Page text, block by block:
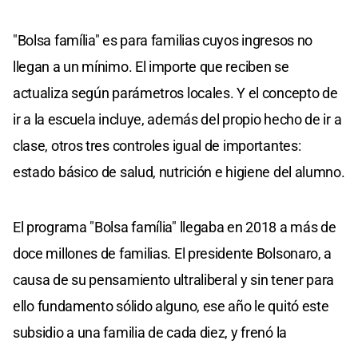
"Bolsa família" es para familias cuyos ingresos no
llegan a un mínimo. El importe que reciben se
actualiza según parámetros locales. Y el concepto de
ir a la escuela incluye, además del propio hecho de ir a
clase, otros tres controles igual de importantes:
estado básico de salud, nutrición e higiene del alumno.
El programa "Bolsa família" llegaba en 2018 a más de
doce millones de familias. El presidente Bolsonaro, a
causa de su pensamiento ultraliberal y sin tener para
ello fundamento sólido alguno, ese año le quitó este
subsidio a una familia de cada diez, y frenó la